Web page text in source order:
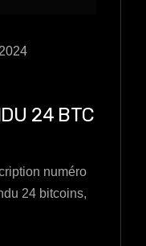
24 BTC
numéro
24 bitcoins,